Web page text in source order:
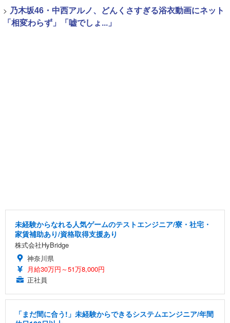
> 乃木坂46・中西アルノ、どんくさすぎる浴衣動画にネット
「相変わらず」「嘘でしょ...」
未経験からなれる人気ゲームのテストエンジニア/寮・社宅・
家賃補助あり/資格取得支援あり
株式会社HyBridge
神奈川県
月給30万円～51万8,000円
正社員
「まだ間に合う!」未経験からできるシステムエンジニア/年間